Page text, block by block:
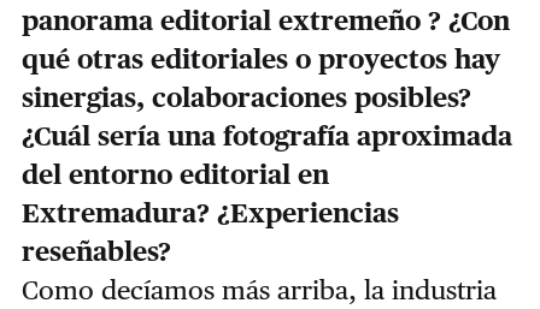
panorama editorial extremeño ? ¿Con
qué otras editoriales o proyectos hay
sinergias, colaboraciones posibles?
¿Cuál sería una fotografía aproximada
del entorno editorial en
Extremadura? ¿Experiencias
reseñables?
Como decíamos más arriba, la industria